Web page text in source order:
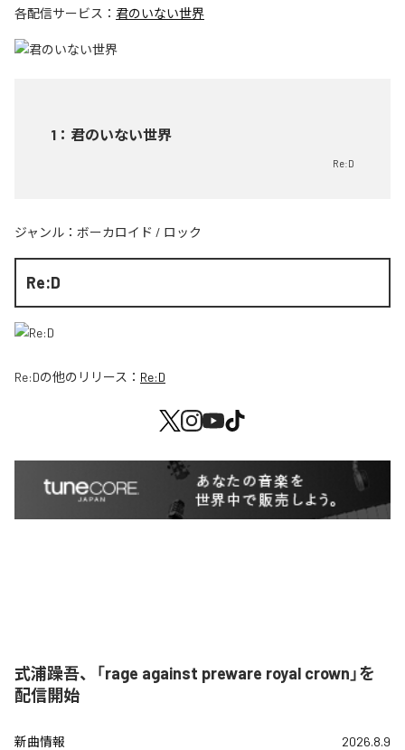
各配信サービス： 君のいない世界
1 ： 君のいない世界
Re:D
ジャンル： ボーカロイド / ロック
Re:D
Re:Dの他のリリース： Re:D
式浦躁吾、「rage against preware royal crown」を
配信開始
新曲情報 2026.8.9